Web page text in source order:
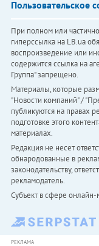
Пользовательское
При полном или
гиперссылка на LB.ua
воспроизведение или
содержится ссылка на
Группа" запрещено.
Материалы, которые
"Новости компаний" /
публикуются на правах
подготовке этого
материалах.
Редакция не несет
обнародованные в
законодательству,
рекламодатель.
Субъект в сфере
РЕКЛАМА